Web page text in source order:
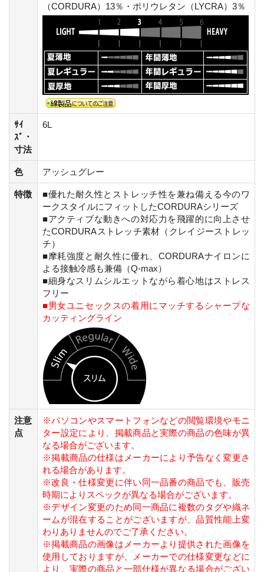
（CORDURA）13％・ポリウレタン（LYCRA）3％
ｻｲ
ｽﾞ・
寸法
6L
色 アッシュグレー
特徴
■優れた耐久性とストレッチ性を兼ね備える今のワ
ークスタイルにフィットしたCORDURAシリーズ
■アクティブな動きへの対応力を飛躍的に向上させ
たCORDURAストレッチ素材（クレイジーストレッ
チ）
■摩耗強度と耐久性に優れ、CORDURAナイロンに
よる接触冷感も兼備（Q-max）
■細身なスリムシルエットながら着心地はストレス
フリー
■男女ユニセックスの着用にマッチするシャープな
カッティングライン
注意
点
※パソコンやスマートフォンなどの閲覧環境やモニ
ター設定により、掲載商品と実際の商品の色味が異
なる場合がございます。
※掲載商品の仕様はメーカーにより予告なく変更さ
れる場合があります。
※改良・仕様変更に伴い同一品番の商品でも、販売
時期によりスペックが異なる場合がございます。
※デザイン変更のため同一商品に複数のタグや織ネ
ームが混在することがございますが、品質性能上変
わりありませんのでご了承ください。
※掲載商品の画像はメーカーより提供された画像を
使用しておりますが、メーカーでの仕様変更などに
より、実際の商品と一部仕様が異なる場合がござい